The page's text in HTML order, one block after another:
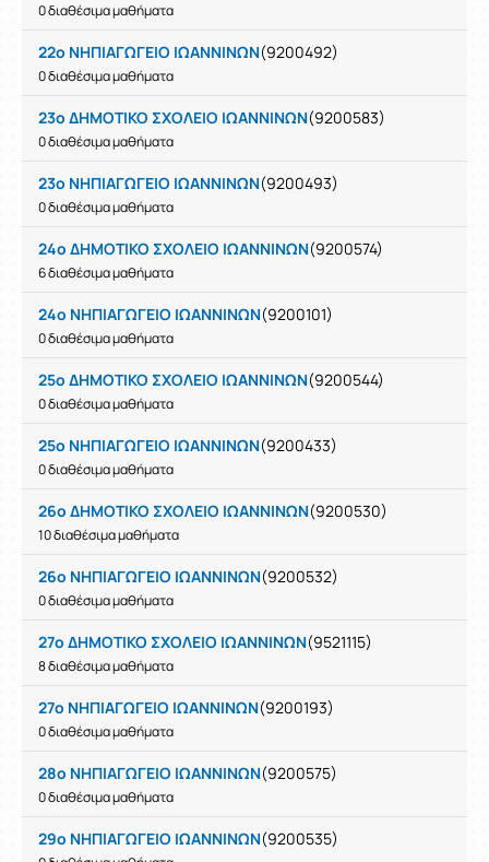
0 διαθέσιμα μαθήματα
22ο ΝΗΠΙΑΓΩΓΕΙΟ ΙΩΑΝΝΙΝΩΝ(9200492)
0 διαθέσιμα μαθήματα
23ο ΔΗΜΟΤΙΚΟ ΣΧΟΛΕΙΟ ΙΩΑΝΝΙΝΩΝ(9200583)
0 διαθέσιμα μαθήματα
23ο ΝΗΠΙΑΓΩΓΕΙΟ ΙΩΑΝΝΙΝΩΝ(9200493)
0 διαθέσιμα μαθήματα
24ο ΔΗΜΟΤΙΚΟ ΣΧΟΛΕΙΟ ΙΩΑΝΝΙΝΩΝ(9200574)
6 διαθέσιμα μαθήματα
24ο ΝΗΠΙΑΓΩΓΕΙΟ ΙΩΑΝΝΙΝΩΝ(9200101)
0 διαθέσιμα μαθήματα
25ο ΔΗΜΟΤΙΚΟ ΣΧΟΛΕΙΟ ΙΩΑΝΝΙΝΩΝ(9200544)
0 διαθέσιμα μαθήματα
25ο ΝΗΠΙΑΓΩΓΕΙΟ ΙΩΑΝΝΙΝΩΝ(9200433)
0 διαθέσιμα μαθήματα
26ο ΔΗΜΟΤΙΚΟ ΣΧΟΛΕΙΟ ΙΩΑΝΝΙΝΩΝ(9200530)
10 διαθέσιμα μαθήματα
26ο ΝΗΠΙΑΓΩΓΕΙΟ ΙΩΑΝΝΙΝΩΝ(9200532)
0 διαθέσιμα μαθήματα
27ο ΔΗΜΟΤΙΚΟ ΣΧΟΛΕΙΟ ΙΩΑΝΝΙΝΩΝ(9521115)
8 διαθέσιμα μαθήματα
27ο ΝΗΠΙΑΓΩΓΕΙΟ ΙΩΑΝΝΙΝΩΝ(9200193)
0 διαθέσιμα μαθήματα
28ο ΝΗΠΙΑΓΩΓΕΙΟ ΙΩΑΝΝΙΝΩΝ(9200575)
0 διαθέσιμα μαθήματα
29ο ΝΗΠΙΑΓΩΓΕΙΟ ΙΩΑΝΝΙΝΩΝ(9200535)